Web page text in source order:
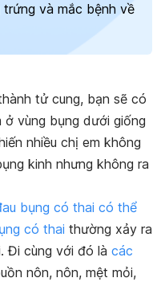
và mắc bệnh về
tử cung, bạn sẽ có
ở vùng bụng dưới giống
nhiều chị em không
kinh nhưng không ra
bụng có thai có thể
có thai thường xảy ra
Đi cùng với đó là các
nôn, nôn, mệt mỏi,